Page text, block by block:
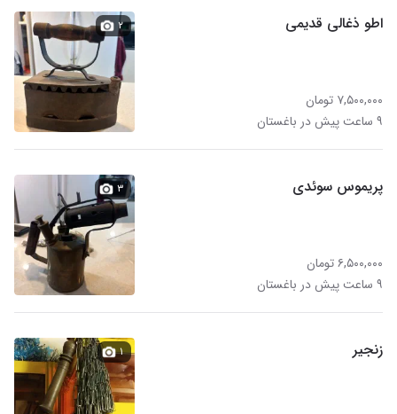
اطو ذغالی قدیمی
۷,۵۰۰,۰۰۰ تومان
۹ ساعت پیش در باغستان
۲
پریموس سوئدی
۶,۵۰۰,۰۰۰ تومان
۹ ساعت پیش در باغستان
۳
زنجیر ۱